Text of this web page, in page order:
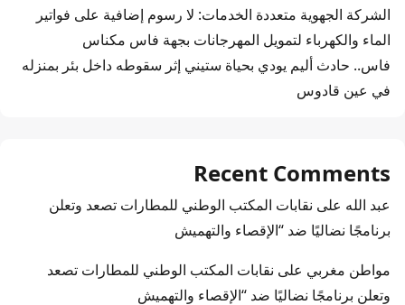
الشركة الجهوية متعددة الخدمات: لا رسوم إضافية على فواتير
الماء والكهرباء لتمويل المهرجانات بجهة فاس مكناس
فاس.. حادث أليم يودي بحياة ستيني إثر سقوطه داخل بئر بمنزله
في عين قادوس
Recent Comments
عبد الله على نقابات المكتب الوطني للمطارات تصعد وتعلن
برنامجًا نضاليًا ضد “الإقصاء والتهميش
مواطن مغربي على نقابات المكتب الوطني للمطارات تصعد
وتعلن برنامجًا نضاليًا ضد “الإقصاء والتهميش